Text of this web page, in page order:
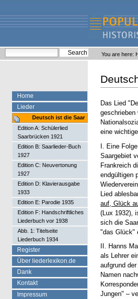
content.
navigation
Personal
tools
You are here:
Das Lied
geschrieben
eine
I. Eine
Saargebiet
Frankreich
endgültigen
Lied
auf, Glück
(Lux 1932),
sich die
"das Glück"
II. Hanns
als Lehrer
aufgrund
Namen
Jungen" –
Home
Lieder
Deutsch ist die Saar
Edition A: Schülerlied
Saarbrücken 1921
Edition B: Saarlieder-Buch
1927
Edition C: Neuvertonung
1927
Edition D: Klavierausgabe
1933
Edition E: Parodie 1935
Edition F: Handschriftliches
Liederbuch vor 1938
Abb. 1: Titelseite
Liederbuch 1934
Register
Über liederlexikon.de
Dank
Kontakt
Impressum